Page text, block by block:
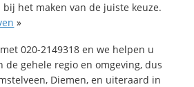
het maken van de juiste keuze.
»
020-2149318 en we helpen u
gehele regio en omgeving, dus
Diemen, en uiteraard in